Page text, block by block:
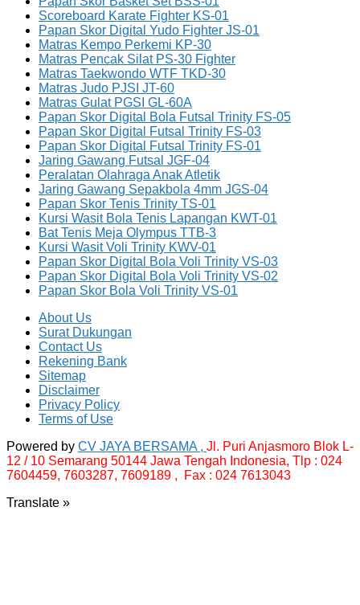
Scoreboard Karate Fighter KS-01
Papan Skor Digital Yudo Fighter JS-01
Matras Kempo Perkemi KP-30
Matras Pencak Silat PS-30 Fighter
Matras Taekwondo WTF TKD-30
Matras Judo PJSI JT-60
Matras Gulat PGSI GL-60A
Papan Skor Digital Bola Futsal Trinity FS-05
Papan Skor Digital Futsal Trinity FS-03
Papan Skor Digital Futsal Trinity FS-01
Jaring Gawang Futsal JGF-04
Peralatan Olahraga Anak Atletik
Jaring Gawang Sepakbola 4mm JGS-04
Papan Skor Tenis Trinity TS-01
Kursi Wasit Bola Tenis Lapangan KWT-01
Bat Tenis Meja Olympus TTB-3
Kursi Wasit Voli Trinity KWV-01
Papan Skor Digital Bola Voli Trinity VS-03
Papan Skor Digital Bola Voli Trinity VS-02
Papan Skor Bola Voli Trinity VS-01
About Us
Surat Dukungan
Contact Us
Rekening Bank
Sitemap
Disclaimer
Privacy Policy
Terms of Use
Powered by CV JAYA BERSAMA , Jl. Puri Anjasmoro Blok L-
12 / 10 Semarang 50144 Jawa Tengah Indonesia, Tlp : 024
7604459, 7603287, 7609189 , Fax : 024 7613043
Translate »